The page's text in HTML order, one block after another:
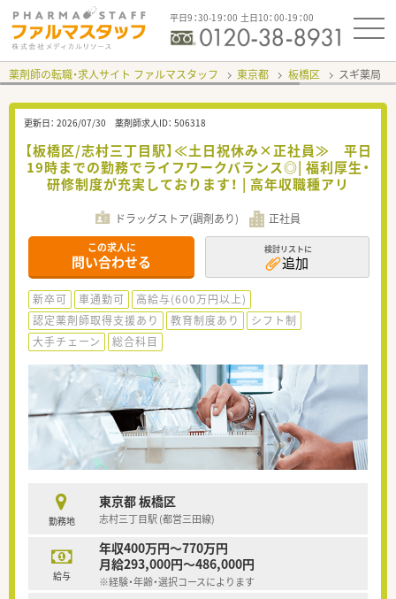
平日9：30-19：00 土日10：00-19：00
薬剤師の転職・求人サイト ファルマスタッフ 東京都 板橋区 スギ薬局
更新日： 2026/07/30 薬剤師求人ID： 506318
【板橋区/志村三丁目駅】≪土日祝休み×正社員≫ 平日
19時までの勤務でライフワークバランス◎| 福利厚生・
研修制度が充実しております！ | 高年収職種アリ
ドラッグストア(調剤あり) 正社員
この求人に
問い合わせる
検討リストに
追加
新卒可 車通勤可
高給与(600万円以上)
認定薬剤師取得支援あり
教育制度あり
シフト制
大手チェーン
総合科目
勤務地
東京都 板橋区
志村三丁目駅 (都営三田線)
給与
年収400万円～770万円
月給293,000円～486,000円
※経験・年齢・選択コースによります